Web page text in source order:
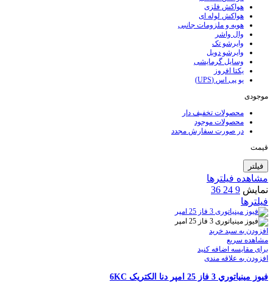
هواکش فلزی
هواکش لوله ای
هویه و ملزومات جانبی
وال واشر
وایرشو تک
وایرشو دوبل
وسایل گرمایشی
یکتا افروز
یو پی اس (UPS)
موجودی
محصولات تخفیف دار
محصولات موجود
در صورت سفارش مجدد
قیمت
فیلتر
مشاهده فیلترها
نمایش 9
24
36
فیلترها
افزودن به سبد خرید
مشاهده سریع
برای مقایسه اضافه کنید
افزودن به علاقه مندی
فيوز مينياتوري 3 فاز 25 امپر دنا الكتريک 6KC